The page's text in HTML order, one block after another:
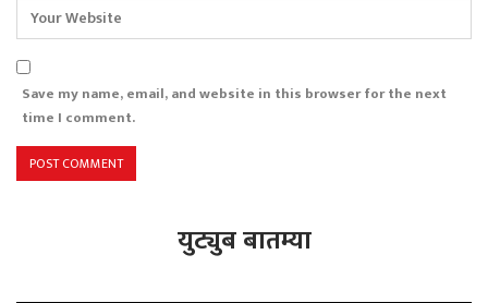
Save my name, email, and website in this browser for the next
time I comment.
युट्युब बातम्या